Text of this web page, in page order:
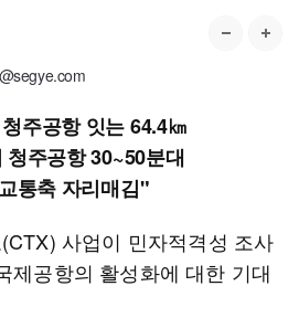
주공항 잇는 64.4㎞
주공항 30~50분대
통축 자리매김"
사업이 민자적격성 조사
제공항의 활성화에 대한 기대